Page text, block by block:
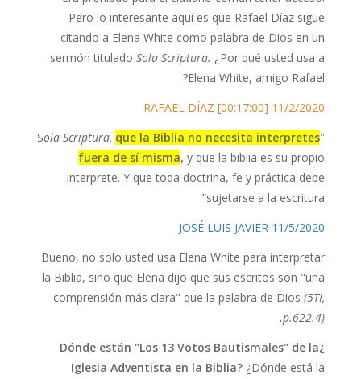
Pero lo interesante aquí es que Rafael Díaz sigue
citando a Elena White como palabra de Dios en un
sermón tituladoSola Scriptura. ¿Por qué usted usa a
Elena White, amigo Rafael?
11/2/2020 RAFAEL DÍAZ [00:17:00]
"
Sola Scriptura, que la Biblia no necesita interpretes
fuera de sí misma,y que la biblia es su propio
interprete. Y que toda doctrina, fe y práctica debe
sujetarse a la escritura”
11/5/2020 JOSÉ LUIS JAVIER
Bueno, no solo usted usa Elena White para interpretar
la Biblia, sino que Elena dijo que sus escritos son "una
comprensión más clara" que la palabra de Dios(5TI,
p.622.4)
.
¿Dónde están "Los 13 Votos Bautismales" de la
Iglesia Adventista en la Biblia? ¿Dónde está la